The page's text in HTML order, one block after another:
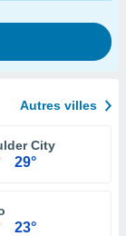
Autres villes
City
29°
23°